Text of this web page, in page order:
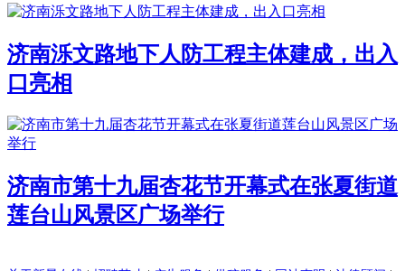
济南泺文路地下人防工程主体建成，出入
口亮相
济南市第十九届杏花节开幕式在张夏街道
莲台山风景区广场举行